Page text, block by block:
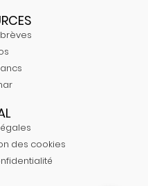
des cookies